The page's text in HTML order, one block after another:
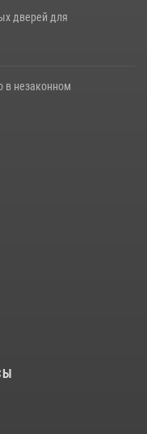
дверей для
в незаконном